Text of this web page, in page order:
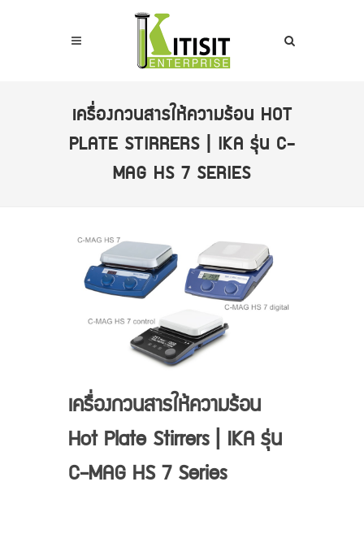
เครื่องกวนสารให้ความร้อน HOT
PLATE STIRRERS | IKA รุ่น C-
MAG HS 7 SERIES
เครื่องกวนสารให้ความร้อน
Hot Plate Stirrers | IKA รุ่น
C-MAG HS 7 Series